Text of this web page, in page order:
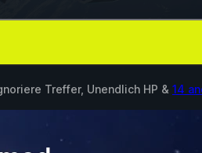
Treffer, Unendlich HP & 14